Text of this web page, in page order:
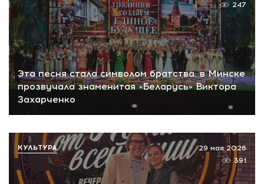
Эта песня стала символом братства: в Минске
прозвучала знаменитая «Беларусь» Виктора
Захарченко
247
29 мая 2026
391
КУЛЬТУРА